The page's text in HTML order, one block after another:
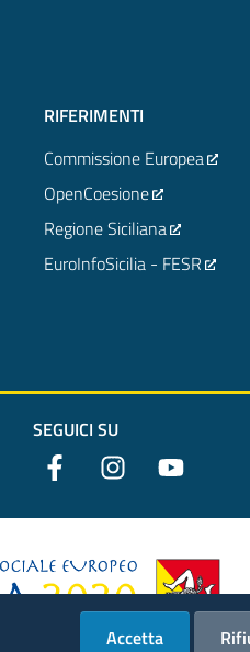
RIFERIMENTI
Commissione Europea
OpenCoesione
Regione Siciliana
EuroInfoSicilia - FESR
SEGUICI SU
Accetta